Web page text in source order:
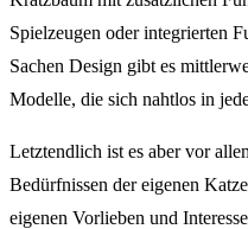
Spielzeugen oder integrierten
Sachen Design gibt es
Modelle, die sich nahtlos in
Letztendlich ist es aber vor
Bedürfnissen der eigenen
eigenen Vorlieben und